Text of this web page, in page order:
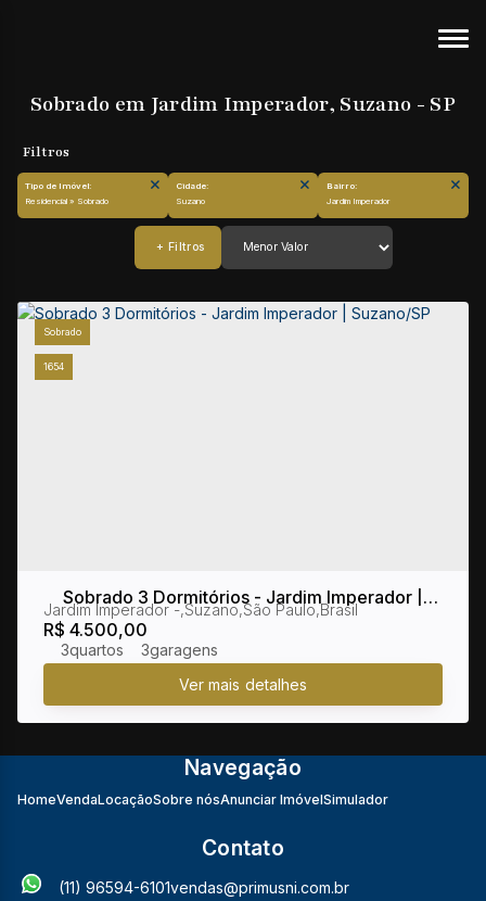
Sobrado em Jardim Imperador, Suzano - SP
Tipo de Imóvel:
Cidade:
Suzano
Bairro:
Jardim Imperador
1654
Sobrado
Sobrado 3 Dormitórios - Jardim Imperador |
Suzano/SP
R$ 4.500,00
Jardim Imperador ,Suzano,São Paulo,Brasil
3 3
Navegação
HomeVendaLocaçãoSobre nósAnunciar ImóvelSimulador
Contato
(11) 96594-6101vendas@primusni.com.br